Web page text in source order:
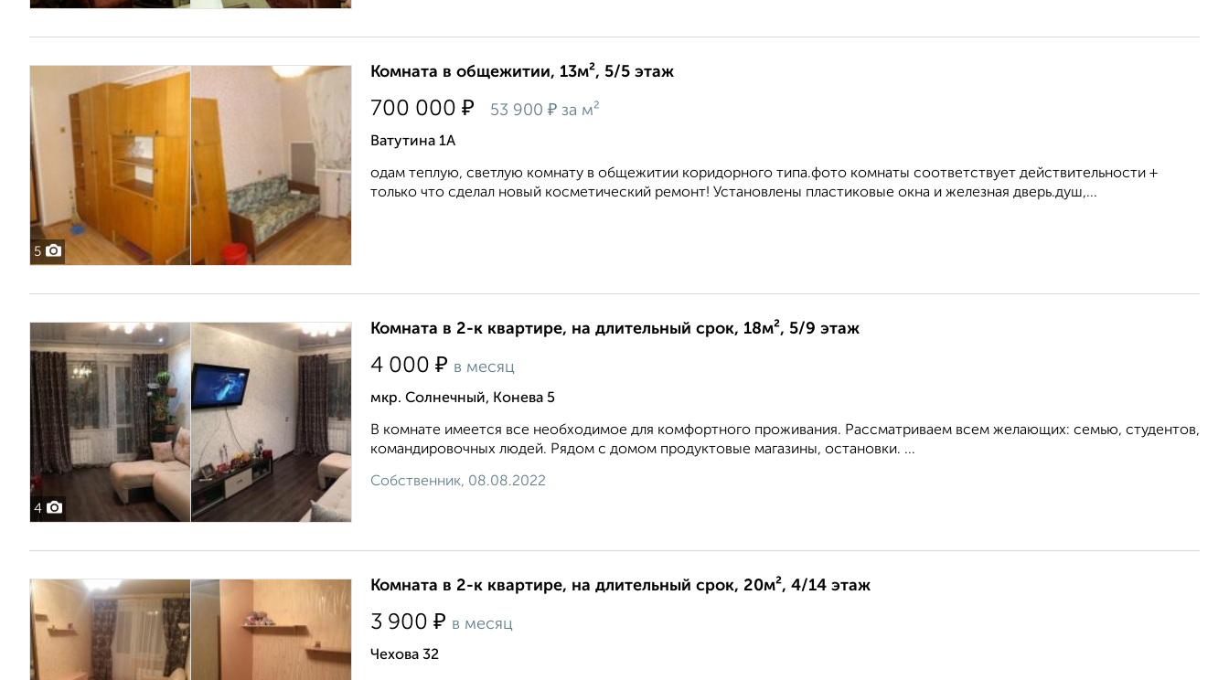
5
Комната в общежитии, 13м², 5/5 этаж
700 000 ₽ 53 900 ₽ за м²
Ватутина 1А
одам теплую, светлую комнату в общежитии коридорного типа.фото комнаты соответствует действительности +
только что сделал новый косметический ремонт! Установлены пластиковые окна и железная дверь.душ,...
4
Комната в 2-к квартире, на длительный срок, 18м², 5/9 этаж
4 000 ₽ в месяц
мкр. Солнечный, Конева 5
В комнате имеется все необходимое для комфортного проживания. Рассматриваем всем желающих: семью, студентов,
командировочных людей. Рядом с домом продуктовые магазины, остановки. ...
Собственник, 08.08.2022
Комната в 2-к квартире, на длительный срок, 20м², 4/14 этаж
3 900 ₽ в месяц
Чехова 32